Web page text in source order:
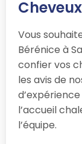
Vous
Bérénice à
confier vos
les avis de
l’accueil
l’équipe.